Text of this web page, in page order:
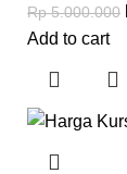
Rp5.000.000
Add to cart